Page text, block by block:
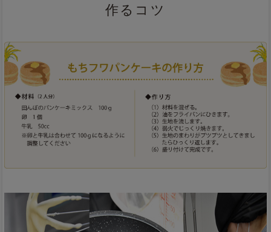
作るコツ